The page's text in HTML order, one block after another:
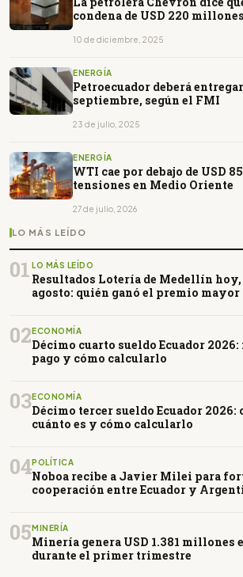
condena de USD 220
10 de diciembre, 2025
ENERGÍA
Petroecuador deberá
septiembre, según el FMI
23 de julio, 2025
ENERGÍA
WTI cae por debajo de USD
tensiones en Medio Oriente
27 de julio, 2026
LO MÁS LEÍDO
01 LO MÁS LEÍDO
Resultados Lotería de Medellín
agosto: quién ganó el premio mayor
02ECONOMÍA
Décimo cuarto sueldo Ecuador
pago y cómo calcularlo
03ECONOMÍA
Décimo tercer sueldo Ecuador 2026:
cuánto es y cómo calcularlo
04POLÍTICA
Noboa recibe a Javier Milei para
cooperación entre Ecuador y
05MINERÍA
Minería genera USD 1.381 millones
durante el primer trimestre